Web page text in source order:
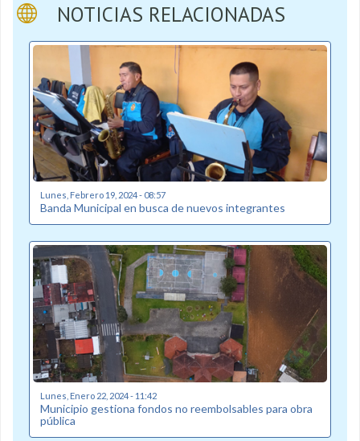
NOTICIAS RELACIONADAS
Lunes, Febrero 19, 2024 - 08:57
Banda Municipal en busca de nuevos integrantes
Lunes, Enero 22, 2024 - 11:42
Municipio gestiona fondos no reembolsables para obra
pública